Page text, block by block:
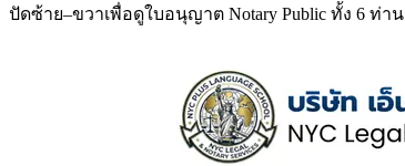
ปัดซ้าย–ขวาเพื่อดูใบอนุญาต Notary Public ทั้ง 6 ท่าน